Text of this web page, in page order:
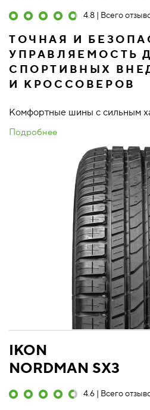
4.8 | Всего
ТОЧНАЯ И
УПРАВЛЯЕМОСТЬ
СПОРТИВНЫХ
И КРОССОВЕРОВ
Комфортные шины с сильным
Подробнее
IKON
NORDMAN SX3
4.6 | Всего